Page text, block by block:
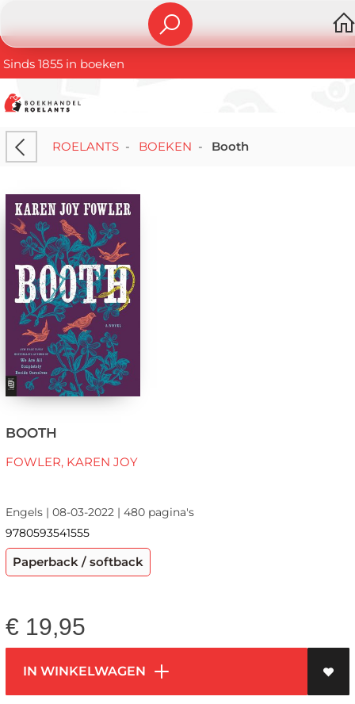
Sinds 1855 in boeken
ROELANTS- BOEKEN - Booth
BOOTH
FOWLER, KAREN JOY
Engels | 08-03-2022 | 480 pagina's
9780593541555
Paperback / softback
€ 19,95
IN WINKELWAGEN